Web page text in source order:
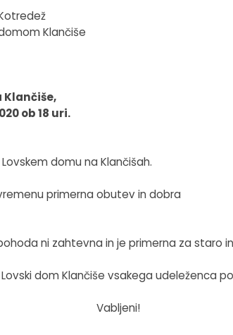
Klančiše
Klančiše,
ob 18 uri.
domu na Klančišah.
primerna obutev in dobra
ni zahtevna in je primerna za staro
dom Klančiše vsakega udeleženca
Vabljeni!